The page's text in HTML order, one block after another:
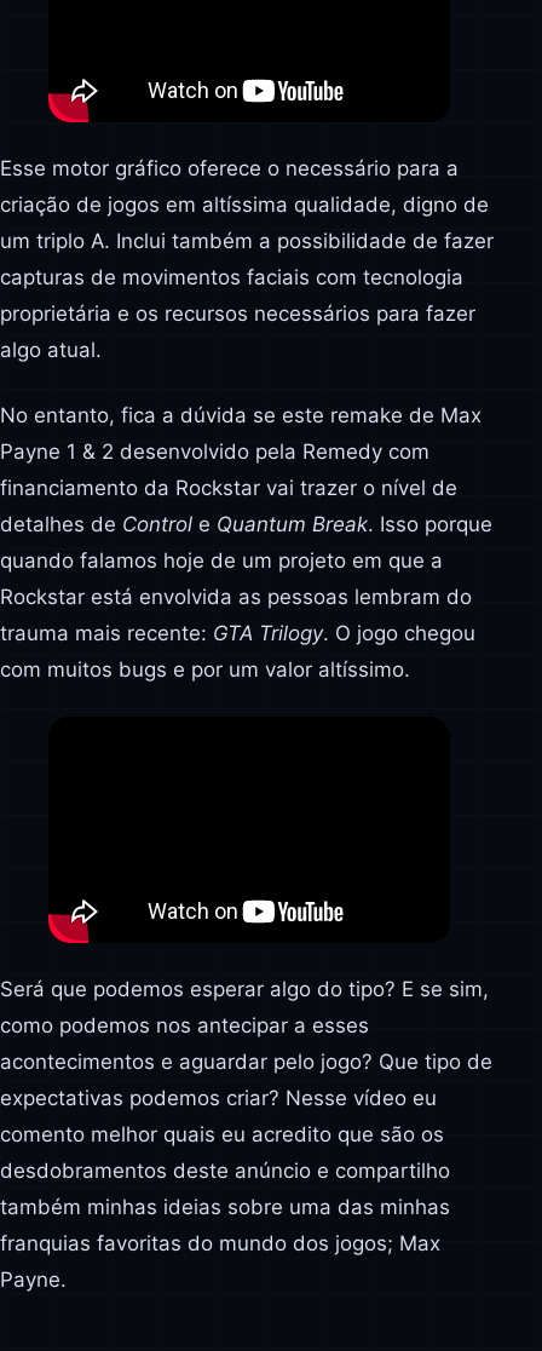
Esse motor gráfico oferece o necessário para a
criação de jogos em altíssima qualidade, digno de
um triplo A. Inclui também a possibilidade de fazer
capturas de movimentos faciais com tecnologia
proprietária e os recursos necessários para fazer
algo atual.
No entanto, fica a dúvida se este remake de Max
Payne 1 & 2 desenvolvido pela Remedy com
financiamento da Rockstar vai trazer o nível de
detalhes de Control e Quantum Break. Isso porque
quando falamos hoje de um projeto em que a
Rockstar está envolvida as pessoas lembram do
trauma mais recente: GTA Trilogy. O jogo chegou
com muitos bugs e por um valor altíssimo.
Será que podemos esperar algo do tipo? E se sim,
como podemos nos antecipar a esses
acontecimentos e aguardar pelo jogo? Que tipo de
expectativas podemos criar? Nesse vídeo eu
comento melhor quais eu acredito que são os
desdobramentos deste anúncio e compartilho
também minhas ideias sobre uma das minhas
franquias favoritas do mundo dos jogos; Max
Payne.